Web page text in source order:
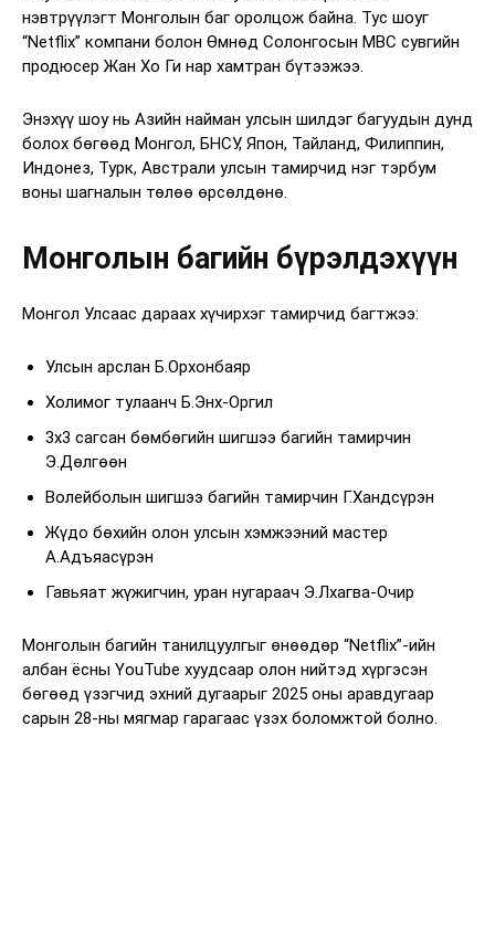
нэвтрүүлэгт Монголын баг оролцож байна. Тус шоуг
“Netflix” компани болон Өмнөд Солонгосын MBC сувгийн
продюсер Жан Хо Ги нар хамтран бүтээжээ.
Энэхүү шоу нь Азийн найман улсын шилдэг багуудын дунд
болох бөгөөд Монгол, БНСУ, Япон, Тайланд, Филиппин,
Индонез, Турк, Австрали улсын тамирчид нэг тэрбум
воны шагналын төлөө өрсөлдөнө.
Монголын багийн бүрэлдэхүүн
Монгол Улсаас дараах хүчирхэг тамирчид багтжээ:
Улсын арслан Б.Орхонбаяр
Холимог тулаанч Б.Энх-Оргил
3х3 сагсан бөмбөгийн шигшээ багийн тамирчин
Э.Дөлгөөн
Волейболын шигшээ багийн тамирчин Г.Хандсүрэн
Жүдо бөхийн олон улсын хэмжээний мастер
А.Адъяасүрэн
Гавьяат жүжигчин, уран нугараач Э.Лхагва-Очир
Монголын багийн танилцуулгыг өнөөдөр “Netflix”-ийн
албан ёсны YouTube хуудсаар олон нийтэд хүргэсэн
бөгөөд үзэгчид эхний дугаарыг 2025 оны аравдугаар
сарын 28-ны мягмар гарагаас үзэх боломжтой болно.